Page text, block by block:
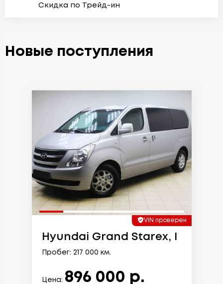
Скидка по Трейд-ин
Новые поступления
VIN проверен
Hyundai Grand Starex, I
Пробег: 217 000 км.
Цена: 896 000 р.